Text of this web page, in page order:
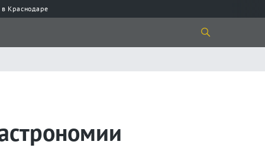
Краснодаре